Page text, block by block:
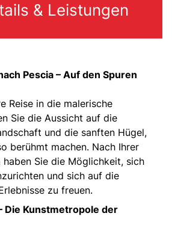
& Leistungen
Pescia – Auf den Spuren
Reise in die malerische
Sie die Aussicht auf die
und die sanften Hügel,
berühmt machen. Nach Ihrer
Sie die Möglichkeit, sich
und sich auf die
zu freuen.
Die Kunstmetropole der